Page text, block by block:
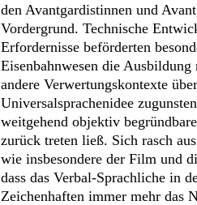
den Avantgardistinnen und
Vordergrund. Technische
Erfordernisse beförderten
Eisenbahnwesen die
andere Verwertungskontexte
Universalsprachenidee
weitgehend objektiv
zurück treten ließ. Sich rasch
wie insbesondere der Film und
dass das Verbal-Sprachliche in
Zeichenhaften immer mehr das